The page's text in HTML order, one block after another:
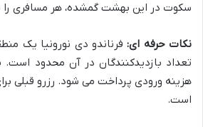
سکوت در این بهشت گمشده، هر مسافری
نکات حرفه ای:فرناندو دی نورونیا یک
تعداد بازدیدکنندگان در آن محدود
هزینه ورودی پرداخت می شود. رزرو قبلی
است.